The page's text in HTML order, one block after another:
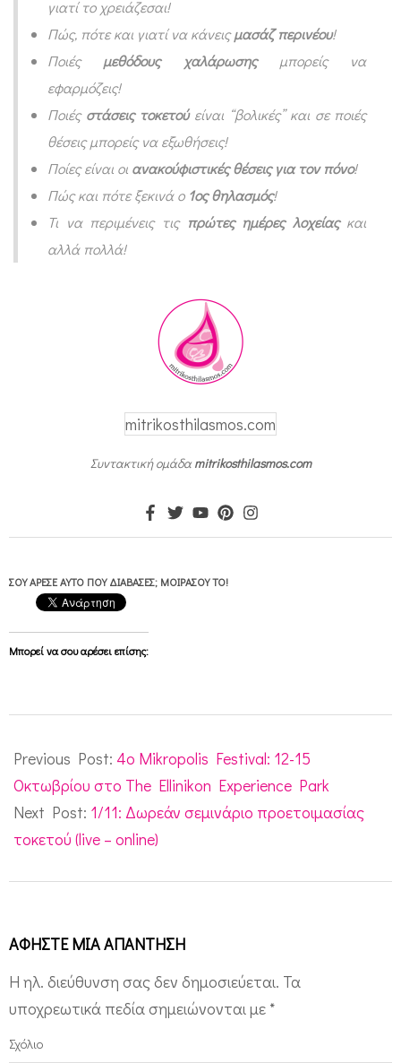
γιατί το χρειάζεσαι!
Πώς, πότε και γιατί να κάνειςμασάζ περινέου!
Ποιές μεθόδους χαλάρωσηςμπορείς να
εφαρμόζεις!
Ποιές στάσεις τοκετούείναι “βολικές” και σε ποιές
θέσεις μπορείς να εξωθήσεις!
Ποίες είναι οι ανακούφιστικές θέσεις για τον πόνο!
Πώς και πότε ξεκινά ο 1ος θηλασμός!
Τι να περιμένεις τις πρώτες ημέρες λοχείαςκαι
αλλά πολλά!
mitrikosthilasmos.com
Συντακτική ομάδαmitrikosthilasmos.com
ΣΟΥ ΆΡΕΣΕ ΑΥΤΌ ΠΟΥ ΔΙΆΒΑΣΕΣ; ΜΟΙΡΆΣΟΥ ΤΟ!
Μπορεί να σου αρέσει επίσης:
10-
06
Previous Post: 4ο Mikropolis Festival: 12-15
Οκτωβρίου στο The Ellinikon Experience Park
Next Post: 1/11: Δωρεάν σεμινάριο προετοιμασίας
τοκετού (live – online)
ΑΦΉΣΤΕ ΜΙΑ ΑΠΆΝΤΗΣΗ
Η ηλ. διεύθυνση σας δεν δημοσιεύεται. Τα
υποχρεωτικά πεδία σημειώνονται με *
Σχόλιο